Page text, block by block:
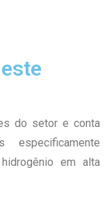
do setor e conta
em alta